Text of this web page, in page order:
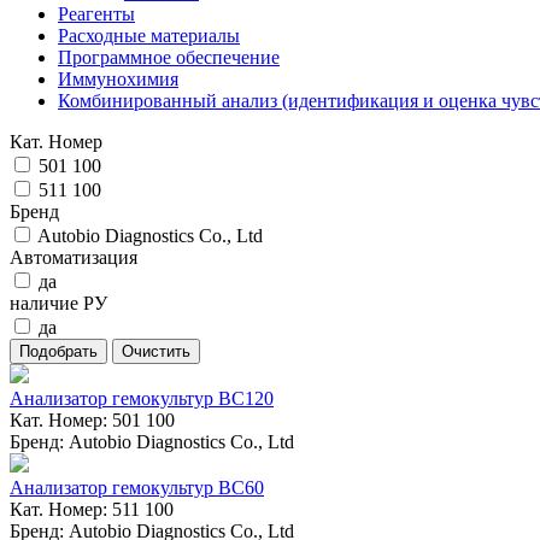
Реагенты
Расходные материалы
Программное обеспечение
Иммунохимия
Комбинированный анализ (идентификация и оценка
Кат. Номер
501 100
511 100
Бренд
Autobio Diagnostics Co., Ltd
Автоматизация
да
наличие РУ
да
Анализатор гемокультур BC120
Кат. Номер: 501 100
Бренд: Autobio Diagnostics Co., Ltd
Анализатор гемокультур BC60
Кат. Номер: 511 100
Бренд: Autobio Diagnostics Co., Ltd